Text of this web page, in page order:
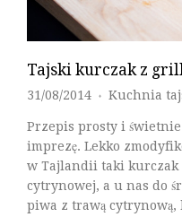
Tajski kurczak z
31/08/2014 ♦ Kuchnia
Przepis prosty i
imprezę. Lekko
w Tajlandii taki kurczak
cytrynowej, a u nas do
piwa z trawą cytrynową,